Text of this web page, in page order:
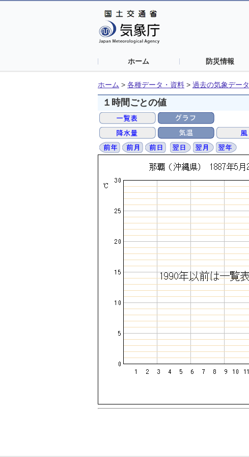
ホーム 防災情報
ホーム > 各種データ・資料 > 過去の気象デー
１時間ごとの値